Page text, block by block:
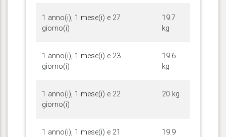
1 anno(i), 1 mese(i) e 27
giorno(i)
19.7
kg
1 anno(i), 1 mese(i) e 23
giorno(i)
19.6
kg
1 anno(i), 1 mese(i) e 22
giorno(i)
20 kg
1 anno(i), 1 mese(i) e 21
19.9